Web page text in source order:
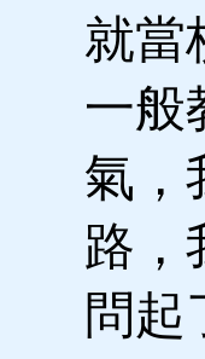
就當
一般
氣，
路，
問起